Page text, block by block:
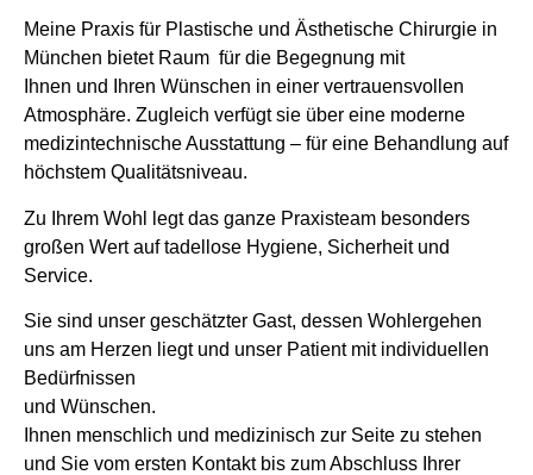
Meine Praxis für Plastische und Ästhetische Chirurgie in
München bietet Raum für die Begegnung mit
Ihnen und Ihren Wünschen in einer vertrauensvollen
Atmosphäre. Zugleich verfügt sie über eine moderne
medizintechnische Ausstattung – für eine Behandlung auf
höchstem Qualitätsniveau.
Zu Ihrem Wohl legt das ganze Praxisteam besonders
großen Wert auf tadellose Hygiene, Sicherheit und
Service.
Sie sind unser geschätzter Gast, dessen Wohlergehen
uns am Herzen liegt und unser Patient mit individuellen
Bedürfnissen
und Wünschen.
Ihnen menschlich und medizinisch zur Seite zu stehen
und Sie vom ersten Kontakt bis zum Abschluss Ihrer